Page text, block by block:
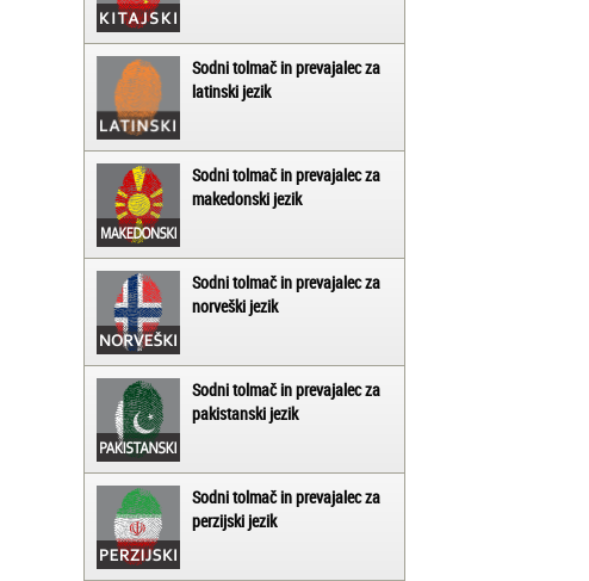
Sodni tolmač in prevajalec za
latinski jezik
Sodni tolmač in prevajalec za
makedonski jezik
Sodni tolmač in prevajalec za
norveški jezik
Sodni tolmač in prevajalec za
pakistanski jezik
Sodni tolmač in prevajalec za
perzijski jezik